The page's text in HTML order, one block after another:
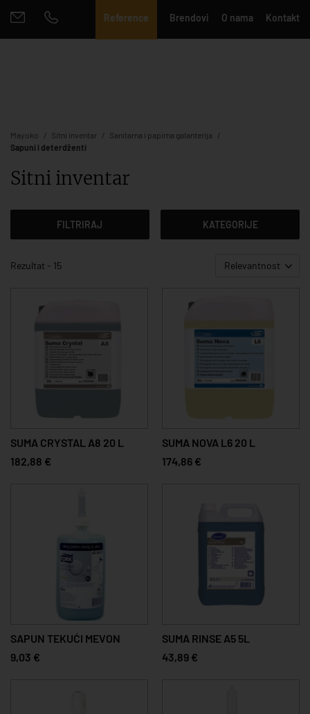
Reference Brendovi O nama Kontakt
Mayoko Sitni inventar
Sanitarna i papirna galanterija
Sapuni i deterdženti
Sitni inventar
FILTRIRAJ KATEGORIJE
Rezultat - 15 Relevantnost
SUMA CRYSTAL A8 20 L
182,88 €
SUMA NOVA L6 20 L
174,86 €
SAPUN TEKUĆI MEVON
9,03 €
SUMA RINSE A5 5L
43,89 €